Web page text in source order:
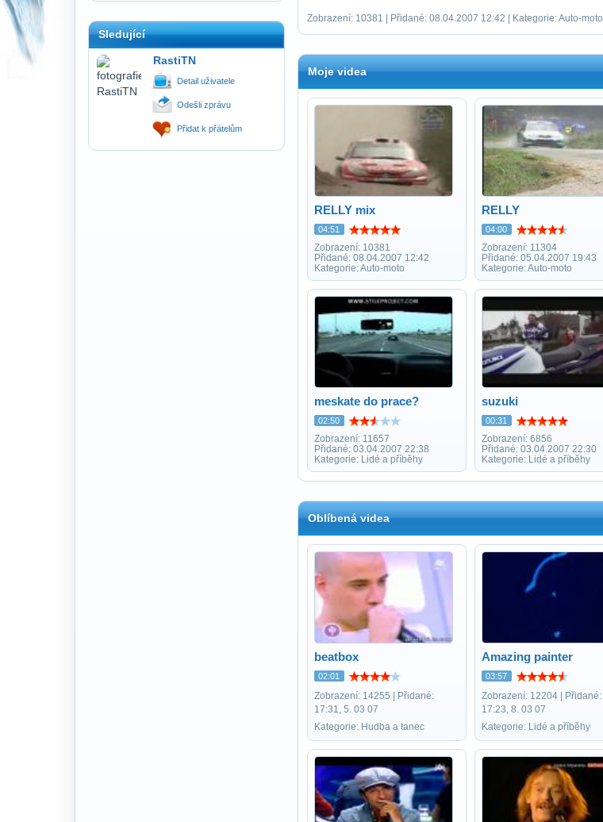
Sledující
RastiTN
Detail uživatele
Odešli zprávu
Přidat k přátelům
Zobrazení: 10381 | Přidané: 08.04.2007 12:42 | Kategorie: Auto-moto
Moje videa
RELLY mix
04:51
Zobrazení: 10381
Přidané: 08.04.2007 12:42
Kategorie: Auto-moto
RELLY
04:00
Zobrazení: 11304
Přidané: 05.04.2007 19:43
Kategorie: Auto-moto
meskate do prace?
02:50
Zobrazení: 11657
Přidané: 03.04.2007 22:38
Kategorie: Lidé a příběhy
suzuki
00:31
Zobrazení: 6856
Přidané: 03.04.2007 22:30
Kategorie: Lidé a příběhy
Oblíbená videa
beatbox
02:01
Zobrazení: 14255 | Přidané:
17:31, 5. 03 07
Kategorie: Hudba a tanec
Amazing painter
03:57
Zobrazení: 12204 | Přidané:
17:23, 8. 03 07
Kategorie: Lidé a příběhy